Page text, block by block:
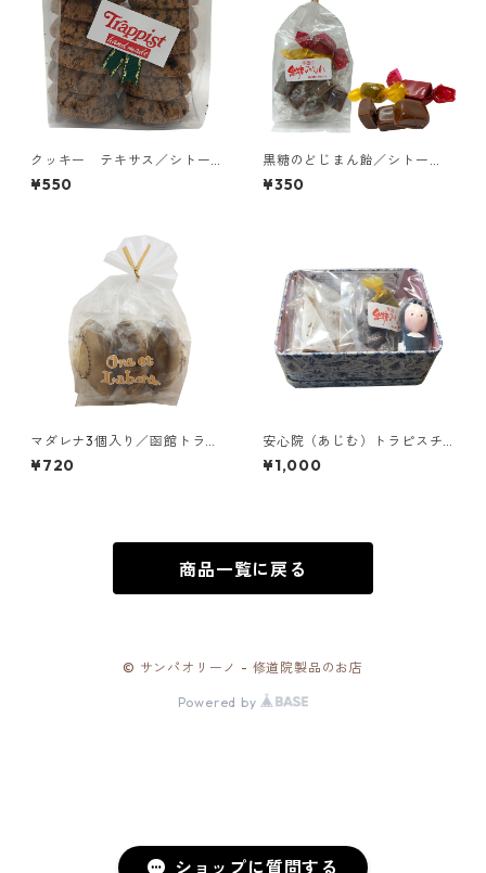
ショップに質問する
クッキー テキサス／シトー
会 西宮トラピスチヌ修道院
¥550
黒糖のどじまん飴／シトー
会 安心院（あじむ）トラピ
スチヌ修道院
¥350
マダレナ3個入り／函館トラピ
スチヌ修道院 天使園
¥720
安心院（あじむ）トラピスチ
ヌ修道院のお菓子詰め合わせ2
種+シスター人形（LIG-CAN
¥1,000
商品一覧に戻る
© サンパオリーノ - 修道院製品のお店
Powered by